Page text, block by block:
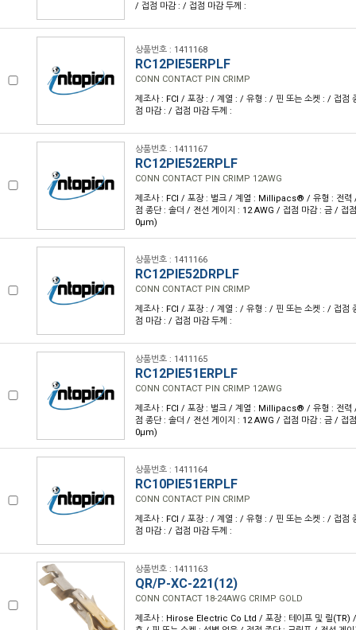
/ 접점 마감 : / 접점 마감 두께 :
상품번호 : 1411168
RC12PIE5ERPLF
CONN CONTACT PIN CRIMP
제조사 : FCI / 포장 : / 계열 : / 유형 : / 핀 또는 소켓 : / 접점
점 마감 : / 접점 마감 두께 :
상품번호 : 1411167
RC12PIE52ERPLF
CONN CONTACT PIN CRIMP 12AWG
제조사 : FCI / 포장 : 벌크 / 계열 : Millipacs® / 유형 : 전력
점 종단 : 솔더 / 전선 게이지 : 12 AWG / 접점 마감 : 금 / 접
0µm)
상품번호 : 1411166
RC12PIE52DRPLF
CONN CONTACT PIN CRIMP
제조사 : FCI / 포장 : / 계열 : / 유형 : / 핀 또는 소켓 : / 접점
점 마감 : / 접점 마감 두께 :
상품번호 : 1411165
RC12PIE51ERPLF
CONN CONTACT PIN CRIMP 12AWG
제조사 : FCI / 포장 : 벌크 / 계열 : Millipacs® / 유형 : 전력
점 종단 : 솔더 / 전선 게이지 : 12 AWG / 접점 마감 : 금 / 접
0µm)
상품번호 : 1411164
RC10PIE51ERPLF
CONN CONTACT PIN CRIMP
제조사 : FCI / 포장 : / 계열 : / 유형 : / 핀 또는 소켓 : / 접점
점 마감 : / 접점 마감 두께 :
상품번호 : 1411163
QR/P-XC-221(12)
CONN CONTACT 18-24AWG CRIMP GOLD
제조사 : Hirose Electric Co Ltd / 포장 : 테이프 및 릴(TR)